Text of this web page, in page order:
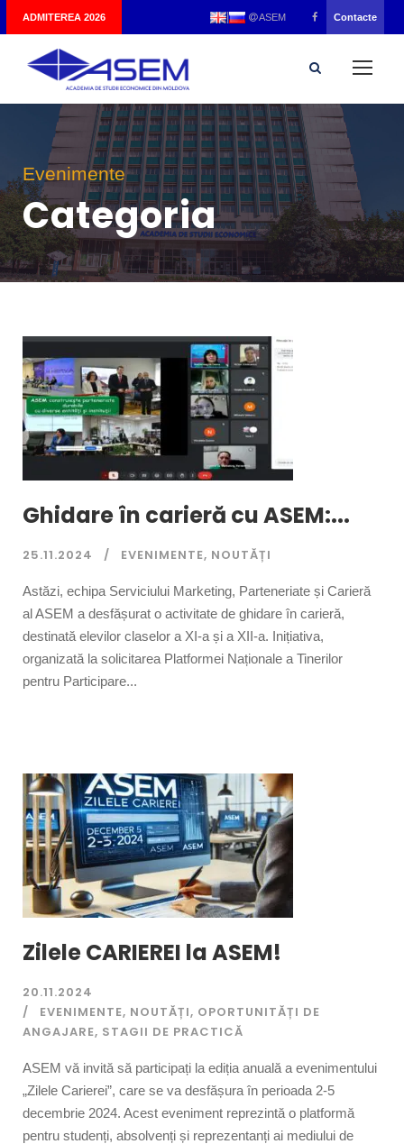
ADMITEREA 2026 ASEM Contacte
Evenimente
Categoria
Ghidare în carieră cu ASEM:...
25.11.2024 EVENIMENTE, NOUTĂȚI
Astăzi, echipa Serviciului Marketing, Parteneriate și Carieră
al ASEM a desfășurat o activitate de ghidare în carieră,
destinată elevilor claselor a XI-a și a XII-a. Inițiativa,
organizată la solicitarea Platformei Naționale a Tinerilor
pentru Participare...
Zilele CARIEREI la ASEM!
20.11.2024
EVENIMENTE, NOUTĂȚI, OPORTUNITĂȚI DE
ANGAJARE, STAGII DE PRACTICĂ
ASEM vă invită să participați la ediția anuală a evenimentului
„Zilele Carierei”, care se va desfășura în perioada 2-5
decembrie 2024. Acest eveniment reprezintă o platformă
pentru studenți, absolvenți și reprezentanți ai mediului de